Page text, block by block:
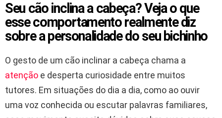
Seu cão inclina a cabeça? Veja o que
esse comportamento realmente diz
sobre a personalidade do seu bichinho
O gesto de um cão inclinar a cabeça chama a
atenção e desperta curiosidade entre muitos
tutores. Em situações do dia a dia, como ao ouvir
uma voz conhecida ou escutar palavras familiares,